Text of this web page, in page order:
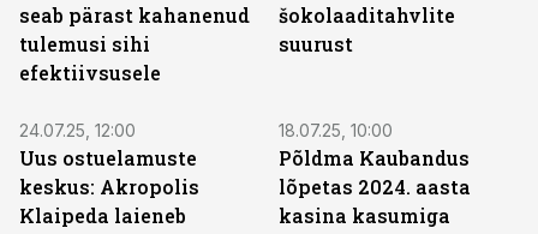
seab pärast kahanenud
tulemusi sihi
efektiivsusele
šokolaaditahvlite
suurust
24.07.25, 12:00
Uus ostuelamuste
keskus: Akropolis
Klaipeda laieneb
18.07.25, 10:00
Põldma Kaubandus
lõpetas 2024. aasta
kasina kasumiga